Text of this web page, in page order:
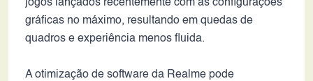
jogos lançados recentemente com as configurações
gráficas no máximo, resultando em quedas de
quadros e experiência menos fluida.
A otimização de software da Realme pode